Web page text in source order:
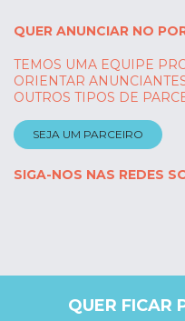
QUER ANUNCIAR NO
TEMOS UMA EQUIPE
ORIENTAR
OUTROS TIPOS DE
SEJA UM PARCEIRO
SIGA-NOS NAS REDES
QUER FICAR